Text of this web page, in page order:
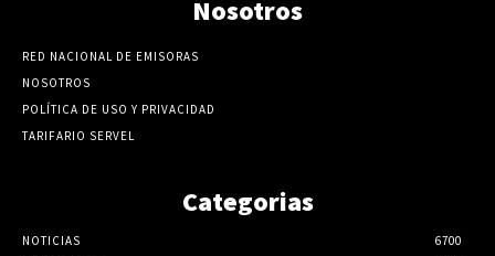
Nosotros
RED NACIONAL DE EMISORAS
NOSOTROS
POLÍTICA DE USO Y PRIVACIDAD
TARIFARIO SERVEL
Categorias
NOTICIAS
6700